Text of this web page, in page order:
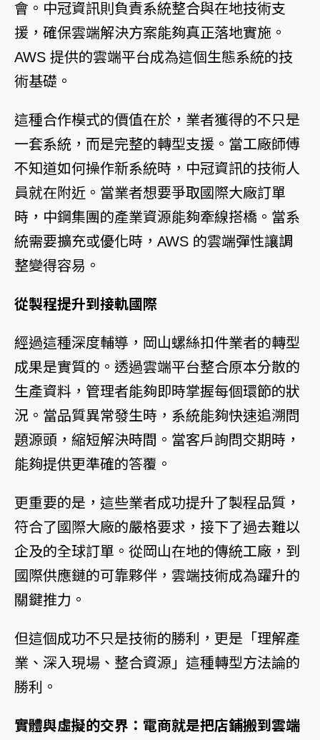
會。中冠資訊則負責系統整合與在地技術支
援，確保雲端解決方案能夠真正落地實施。
AWS 提供的雲端平台成為這個生態系統的技
術基礎。
這種合作模式的價值在於，業者獲得的不只是
一套系統，而是完整的轉型支援。當工廠師傅
不知道如何操作新系統時，中冠資訊的技術人
員就在附近。當業者想要爭取國際大廠訂單
時，中鋼集團的產業資源能夠牽線搭橋。當系
統需要擴充或優化時，AWS 的雲端彈性讓調
整變得容易。
從製程提升到接軌國際
經過這種深度輔導，岡山螺絲扣件業者的轉型
成果是實質的。透過雲端平台整合原本分散的
生產資料，管理者能夠即時掌握每個環節的狀
況。當品質異常發生時，系統能夠快速追溯問
題源頭，縮短解決時間。當客戶詢問交期時，
能夠提供更準確的答覆。
更重要的是，這些業者成功提升了製程品質，
符合了國際大廠的嚴格要求，接下了過去難以
企及的全球訂單。從岡山在地的傳統工廠，到
國際供應鏈的可靠夥伴，雲端技術成為躍升的
關鍵推力。
但這個成功不只是技術的勝利，更是「理解產
業、深入現場、整合資源」這種轉型方法論的
勝利。
實體與虛擬的交界：電商就是把店鋪搬到雲端